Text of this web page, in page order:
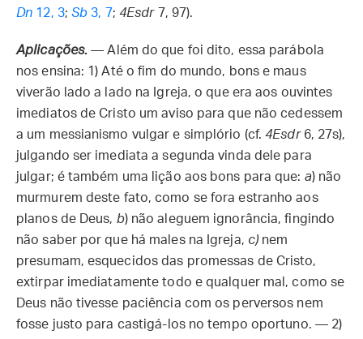
Dn 12, 3;Sb 3, 7; 4Esdr7, 97).
Aplicações. — Além do que foi dito, essa parábola
nos ensina: 1) Até o fim do mundo, bons e maus
viverão lado a lado na Igreja, o que era aos ouvintes
imediatos de Cristo um aviso para que não cedessem
a um messianismo vulgar e simplório (cf.4Esdr6, 27s),
julgando ser imediata a segunda vinda dele para
julgar; é também uma lição aos bons para que: a) não
murmurem deste fato, como se fora estranho aos
planos de Deus, b) não aleguem ignorância, fingindo
não saber por que há males na Igreja, c) nem
presumam, esquecidos das promessas de Cristo,
extirpar imediatamente todo e qualquer mal, como se
Deus não tivesse paciência com os perversos nem
fosse justo para castigá-los no tempo oportuno. — 2)